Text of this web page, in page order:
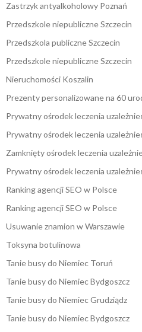
Zastrzyk antyalkoholowy Poznań
Przedszkole niepubliczne Szczecin
Przedszkola publiczne Szczecin
Przedszkole niepubliczne Szczecin
Nieruchomości Koszalin
Prezenty personalizowane na 60
Prywatny ośrodek leczenia
Prywatny ośrodek leczenia
Zamknięty ośrodek leczenia
Prywatny ośrodek leczenia
Ranking agencji SEO w Polsce
Ranking agencji SEO w Polsce
Usuwanie znamion w Warszawie
Toksyna botulinowa
Tanie busy do Niemiec Toruń
Tanie busy do Niemiec Bydgoszcz
Tanie busy do Niemiec Grudziądz
Tanie busy do Niemiec Bydgoszcz